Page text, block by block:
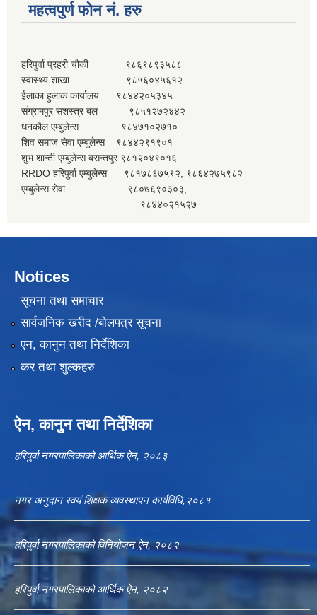
महत्वपुर्ण फोन नं. हरु
हरिपुर्वा प्रहरी चौकी ९८६९८९३५८८
स्वास्थ्य शाखा ९८५६०४५६१२
ईलाका हुलाक कार्यालय ९८४४२०५३४५
संग्रामपुर सशस्त्र बल ९८५१२७२४४२
धनकौल एम्बुलेन्स ९८४७१०२७१०
शिव समाज सेवा एम्बुलेन्स ९८४४२९१९०१
शुभ शान्ती एम्बुलेन्स बसन्तपुर ९८१२०४९०१६
RRDO हरिपुर्वा एम्बुलेन्स ९८१७८६७५९२, ९८६४२७५९८२
एम्बुलेन्स सेवा ९८०७६९०३०३,
९८४४०२१५२७
Notices
सूचना तथा समाचार
सार्वजनिक खरीद /बोलपत्र सूचना
एन, कानुन तथा निर्देशिका
कर तथा शुल्कहरु
ऐन, कानुन तथा निर्देशिका
हरिपुर्वा नगरपालिकाको आर्थिक ऐन, २०८३
नगर अनुदान स्वयं शिक्षक व्यवस्थापन कार्यविधि,२०८१
हरिपुर्वा नगरपालिकाको विनियोजन ऐन, २०८२
हरिपुर्वा नगरपालिकाको आर्थिक ऐन, २०८२